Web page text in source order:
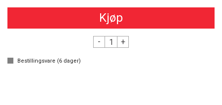
Kjøp
- +
Bestillingsvare (6 dager)